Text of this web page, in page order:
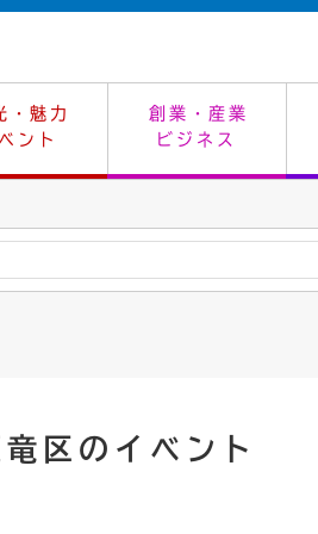
・魅力
ント
創業・産業
ビジネス
生活排水
市民安全
教育委員
入学式・
救急・夜
感染症
ーツ 施設予約
はたちの
指定管理
公共事業
議会
オープン
区のイベント